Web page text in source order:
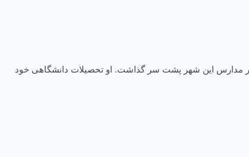
دوران ابتدایی و متوسطه خود را در مدارس این شهر پشت سر گذاشت. او تحصیلات دانشگاهی خود